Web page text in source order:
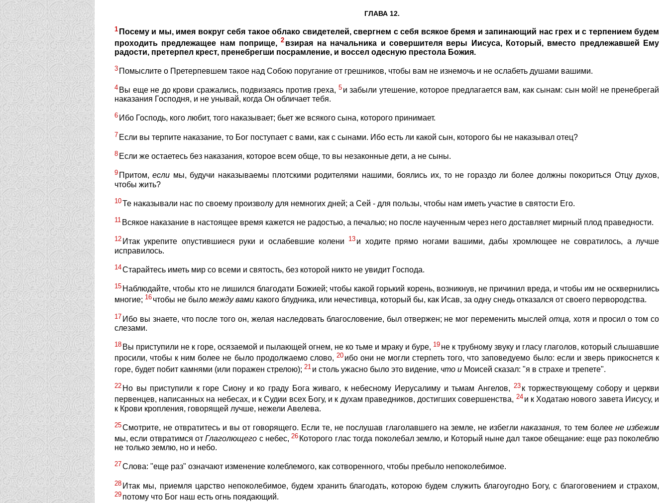
ГЛАВА 12.
1 Посему и мы, имея вокруг себя такое облако свидетелей, свергнем с себя всякое бремя и запинающий нас грех и с терпением будем
проходить предлежащее нам поприще, 2 взирая на начальника и совершителя веры Иисуса, Который, вместо предлежавшей Ему
радости, претерпел крест, пренебрегши посрамление, и воссел одесную престола Божия.
3 Помыслите о Претерпевшем такое над Собою поругание от грешников, чтобы вам не изнемочь и не ослабеть душами вашими.
4 Вы еще не до крови сражались, подвизаясь против греха, 5 и забыли утешение, которое предлагается вам, как сынам: сын мой! не пренебрегай
наказания Господня, и не унывай, когда Он обличает тебя.
6 Ибо Господь, кого любит, того наказывает; бьет же всякого сына, которого принимает.
7 Если вы терпите наказание, то Бог поступает с вами, как с сынами. Ибо есть ли какой сын, которого бы не наказывал отец?
8 Если же остаетесь без наказания, которое всем обще, то вы незаконные дети, а не сыны.
9 Притом,если мы, будучи наказываемы плотскими родителями нашими, боялись их, то не гораздо ли более должны покориться Отцу духов,
чтобы жить?
10Те наказывали нас по своему произволу для немногих дней; а Сей - для пользы, чтобы нам иметь участие в святости Его.
11 Всякое наказание в настоящее время кажется не радостью, а печалью; но после наученным через него доставляет мирный плод праведности.
12 Итак укрепите опустившиеся руки и ослабевшие колени 13 и ходите прямо ногами вашими, дабы хромлющее не совратилось, а лучше
исправилось.
14Старайтесь иметь мир со всеми и святость, без которой никто не увидит Господа.
15 Наблюдайте, чтобы кто не лишился благодати Божией; чтобы какой горький корень, возникнув, не причинил вреда, и чтобы им не осквернились
многие; 16 чтобы не было между вами какого блудника, или нечестивца, который бы, как Исав, за одну снедь отказался от своего первородства.
17 Ибо вы знаете, что после того он, желая наследовать благословение, был отвержен; не мог переменить мыслей отца, хотя и просил о том со
слезами.
18 Вы приступили не к горе, осязаемой и пылающей огнем, не ко тьме и мраку и буре, 19 не к трубному звуку и гласу глаголов, который слышавшие
просили, чтобы к ним более не было продолжаемо слово, 20 ибо они не могли стерпеть того, что заповедуемо было: если и зверь прикоснется к
горе, будет побит камнями (или поражен стрелою); 21 и столь ужасно было это видение, что и Моисей сказал: "я в страхе и трепете".
22 Но вы приступили к горе Сиону и ко граду Бога живаго, к небесному Иерусалиму и тьмам Ангелов, 23 к торжествующему собору и церкви
первенцев, написанных на небесах, и к Судии всех Богу, и к духам праведников, достигших совершенства, 24 и к Ходатаю нового завета Иисусу, и
к Крови кропления, говорящей лучше, нежели Авелева.
25Смотрите, не отвратитесь и вы от говорящего. Если те, не послушав глаголавшего на земле, не избегли наказания, то тем более не избежим
мы, если отвратимся отГлаголющего с небес,26 Которого глас тогда поколебал землю, и Который ныне дал такое обещание: еще раз поколеблю
не только землю, но и небо.
27Слова: "еще раз" означают изменение колеблемого, как сотворенного, чтобы пребыло непоколебимое.
28 Итак мы, приемля царство непоколебимое, будем хранить благодать, которою будем служить благоугодно Богу, с благоговением и страхом,
29 потому что Бог наш есть огнь поядающий.